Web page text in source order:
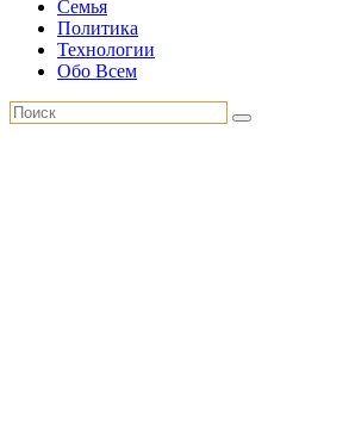
Семья
Политика
Технологии
Обо Всем